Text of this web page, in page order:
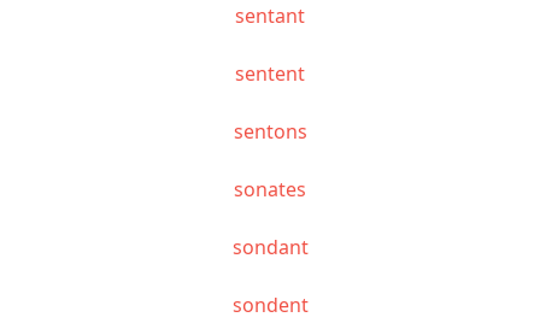
sentant
sentent
sentons
sonates
sondant
sondent